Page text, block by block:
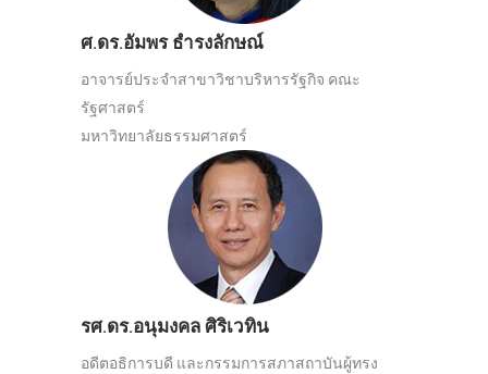
ศ.ดร.อัมพร ธำรงลักษณ์
อาจารย์ประจำสาขาวิชาบริหารรัฐกิจ คณะ
รัฐศาสตร์
มหาวิทยาลัยธรรมศาสตร์
รศ.ดร.อนุมงคล ศิริเวทิน
อดีตอธิการบดี และกรรมการสภาสถาบันผู้ทรง